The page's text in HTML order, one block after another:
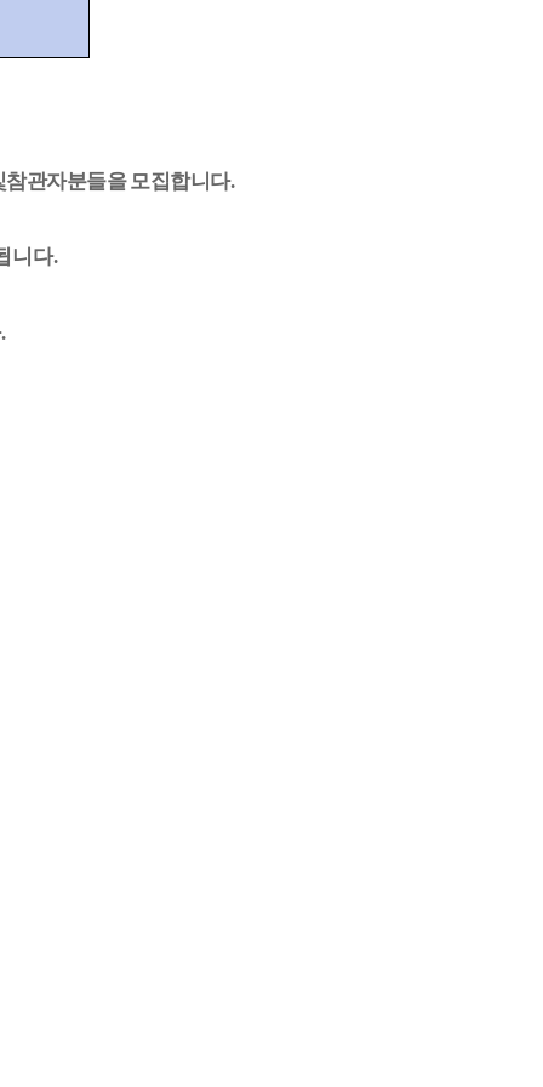
참관자분들을 모집합니다.
니다.
.